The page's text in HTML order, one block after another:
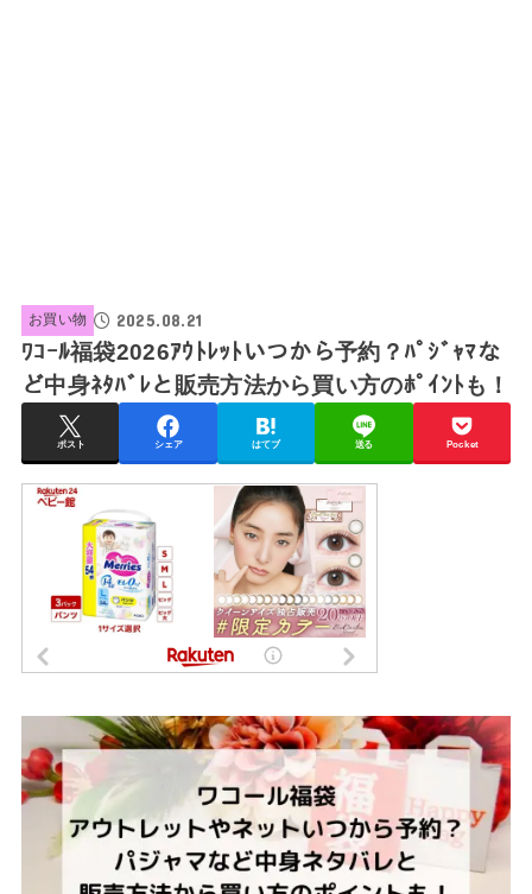
お買い物 2025.08.21
ﾜｺｰﾙ福袋2026ｱｳﾄﾚｯﾄいつから予約？ﾊﾟｼﾞｬﾏな
ど中身ﾈﾀﾊﾞﾚと販売方法から買い方のﾎﾟｲﾝﾄも！
ポスト シェア はてブ 送る Pocket